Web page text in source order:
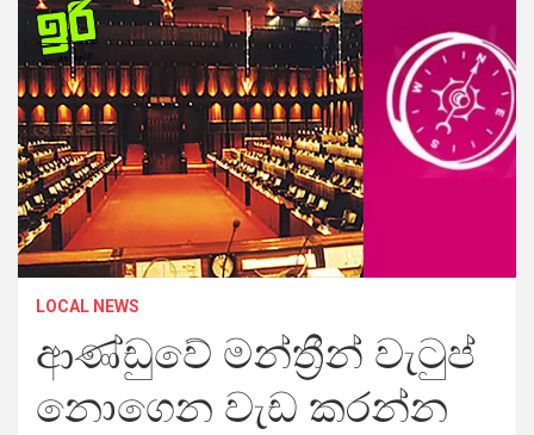
LOCAL NEWS
ආණ්ඩුවේ මන්ත්‍රීන් වැටුප්
නොගෙන වැඩ කරන්න